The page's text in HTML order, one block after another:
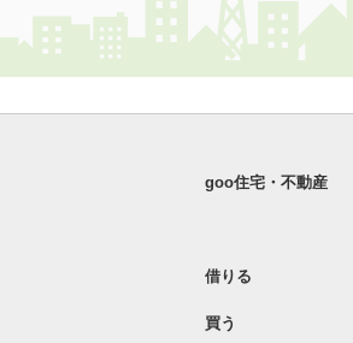
goo住宅・不動産
借りる
買う